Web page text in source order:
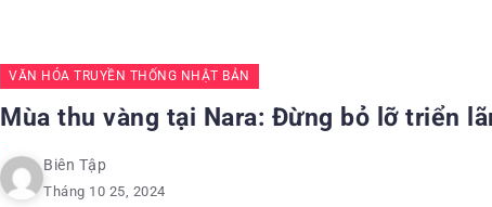
VĂN HÓA TRUYỀN THỐNG NHẬT BẢN
Mùa thu vàng tại Nara: Đừng bỏ lỡ triển
Biên Tập
Tháng 10 25, 2024